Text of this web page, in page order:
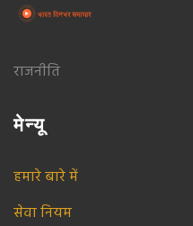
राजनीति
मेन्यू
हमारे बारे में
सेवा नियम